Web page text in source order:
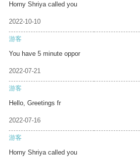
Horny Shriya called you
2022-10-10
游客
You have 5 minute oppor
2022-07-21
游客
Hello, Greetings fr
2022-07-16
游客
Horny Shriya called you